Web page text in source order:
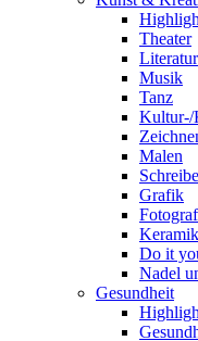
Theater
Literatur
Musik
Tanz
Kultur-/
Malen
Grafik
Do it
Nadel
Gesundheit